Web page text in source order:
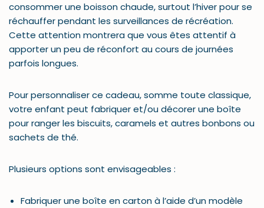
consommer une boisson chaude, surtout l’hiver pour se
réchauffer pendant les surveillances de récréation.
Cette attention montrera que vous êtes attentif à
apporter un peu de réconfort au cours de journées
parfois longues.
Pour personnaliser ce cadeau, somme toute classique,
votre enfant peut fabriquer et/ou décorer une boîte
pour ranger les biscuits, caramels et autres bonbons ou
sachets de thé.
Plusieurs options sont envisageables :
Fabriquer une boîte en carton à l’aide d’un modèle